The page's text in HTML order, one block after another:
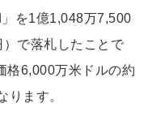
を1億1,048万7,500
で落札したことで
格6,000万米ドルの約
ります。